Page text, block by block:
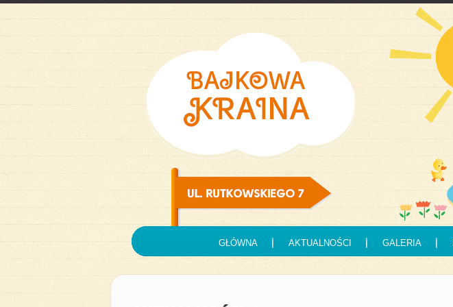
GŁÓWNA AKTUALNOŚCI GALERIA